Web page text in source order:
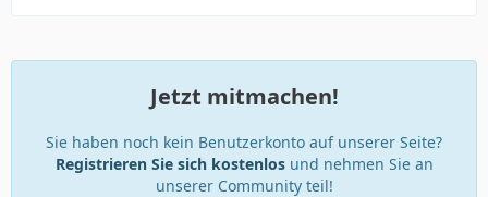
Jetzt mitmachen!
Sie haben noch kein Benutzerkonto auf unserer Seite?
Registrieren Sie sich kostenlosund nehmen Sie an
unserer Community teil!